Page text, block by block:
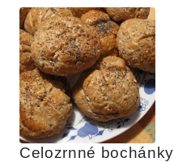
Celozrnné bochánky